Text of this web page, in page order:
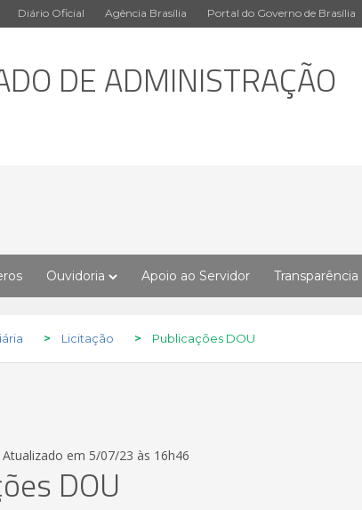
Diário Oficial Agência Brasília Portal do Governo de Brasília
DE ADMINISTRAÇÃO
Ouvidoria Apoio ao Servidor Transparência
> Licitação > Publicações DOU
em 5/07/23 às 16h46
DOU